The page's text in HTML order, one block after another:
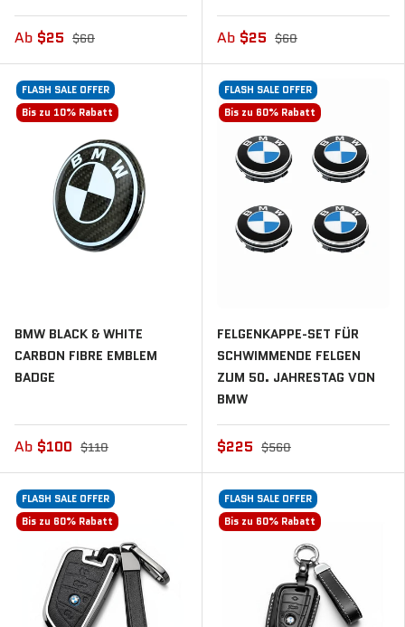
Ab $25 $60 Ab $25 $60
FLASH SALE OFFER
Bis zu 10% Rabatt
BMW BLACK & WHITE
CARBON FIBRE EMBLEM
BADGE
Ab $100 $110
FLASH SALE OFFER
Bis zu 60% Rabatt
FELGENKAPPE-SET FÜR
SCHWIMMENDE FELGEN
ZUM 50. JAHRESTAG VON
BMW
$225 $560
FLASH SALE OFFER
Bis zu 60% Rabatt
FLASH SALE OFFER
Bis zu 60% Rabatt